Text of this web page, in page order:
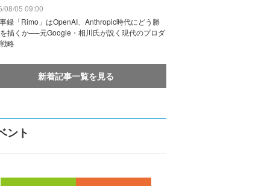
08/05 09:00
録「Rimo」はOpenAI、Anthropic時代にどう勝
描くか──元Google・相川氏が説く現代のプロダ
略
新着記事一覧を見る
ント